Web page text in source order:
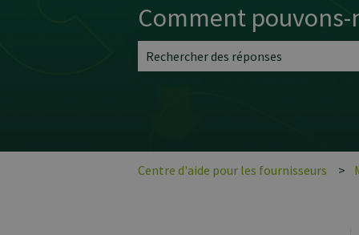
Comment pouvons-
Centre d'aide pour les fournisseurs